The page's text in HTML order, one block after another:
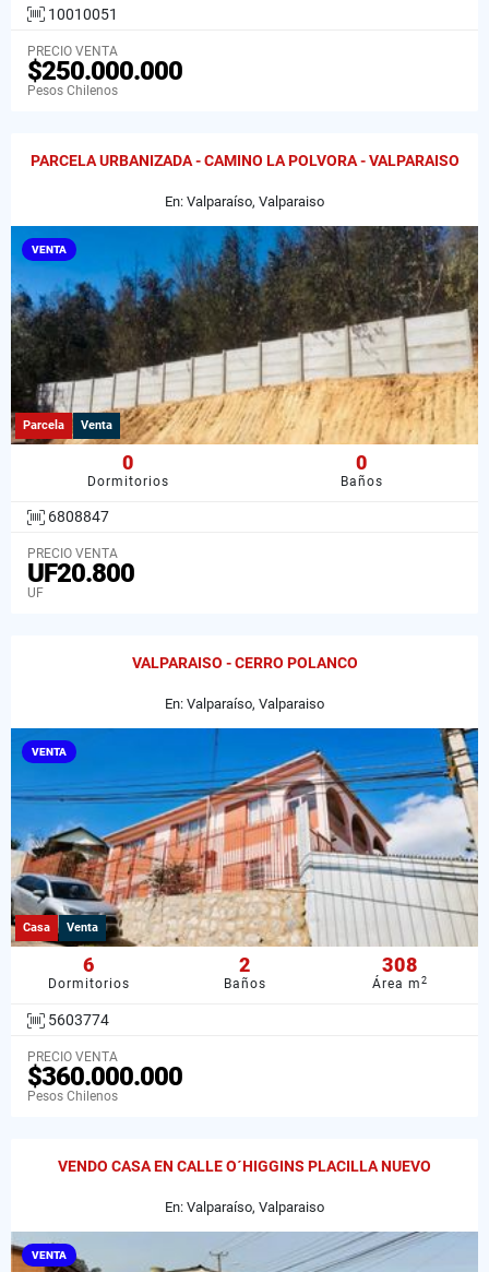
10010051
PRECIO VENTA
$250.000.000
Pesos Chilenos
PARCELA URBANIZADA - CAMINO LA POLVORA - VALPARAISO
En: Valparaíso, Valparaiso
VENTA
Parcela Venta
0
Dormitorios
0
Baños
6808847
PRECIO VENTA
UF20.800
UF
VALPARAISO - CERRO POLANCO
En: Valparaíso, Valparaiso
VENTA
Casa Venta
6
Dormitorios
2
Baños
308
Área m2
5603774
PRECIO VENTA
$360.000.000
Pesos Chilenos
VENDO CASA EN CALLE O´HIGGINS PLACILLA NUEVO
En: Valparaíso, Valparaiso
VENTA